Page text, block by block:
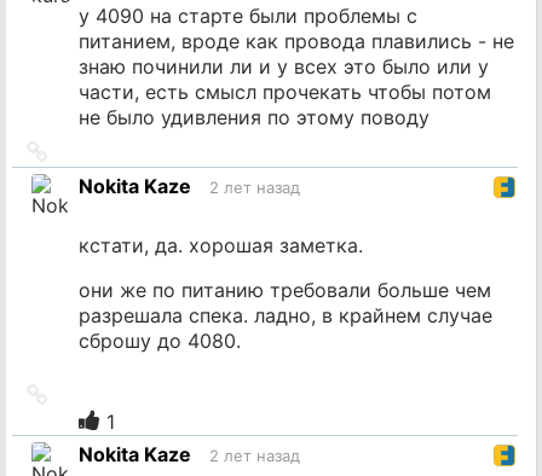
у 4090 на старте были проблемы с
питанием, вроде как провода плавились - не
знаю починили ли и у всех это было или у
части, есть смысл прочекать чтобы потом
не было удивления по этому поводу
на
источник
Nokita Kaze 2 лет назад
кстати, да. хорошая заметка.
они же по питанию требовали больше чем
разрешала спека. ладно, в крайнем случае
сброшу до 4080.
источник
1
Nokita Kaze
2 лет назад